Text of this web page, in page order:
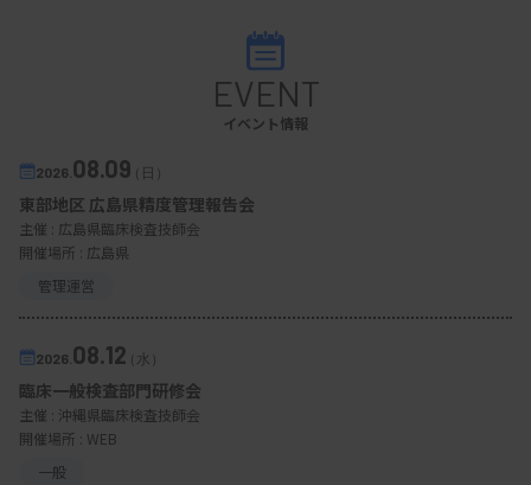
EVENT
イベント情報
2026. 08.09（日）
東部地区 広島県精度管理報告会
主催 : 広島県臨床検査技師会
開催場所 : 広島県
管理運営
2026. 08.12（水）
臨床一般検査部門研修会
主催 : 沖縄県臨床検査技師会
開催場所 : WEB
一般